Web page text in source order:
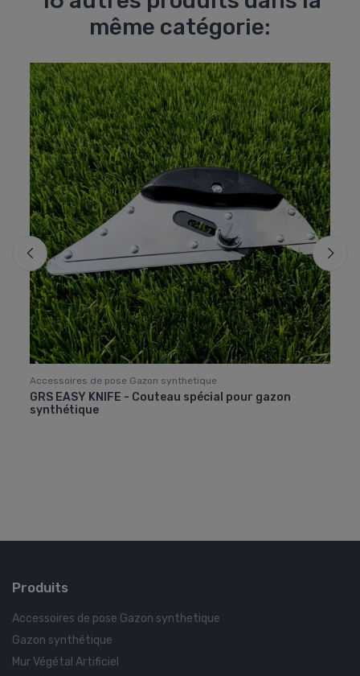
même catégorie:
Accessoires de pose Gazon synthetique
GRS EASY KNIFE - Couteau spécial pour gazon
synthétique
Produits
Accessoires de pose Gazon synthetique
Gazon synthétique
Mur Végétal Artificiel